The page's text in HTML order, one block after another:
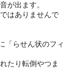
が出ます。
はありませんで
「らせん状のフィ
たり転倒やつま